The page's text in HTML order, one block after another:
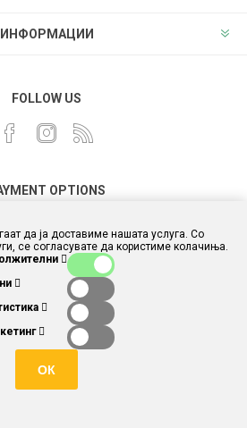
ИНФОРМАЦИИ
FOLLOW US
OPTIONS
да ја доставиме нашата услуга. Со
се согласувате да користиме колачиња.
ОК